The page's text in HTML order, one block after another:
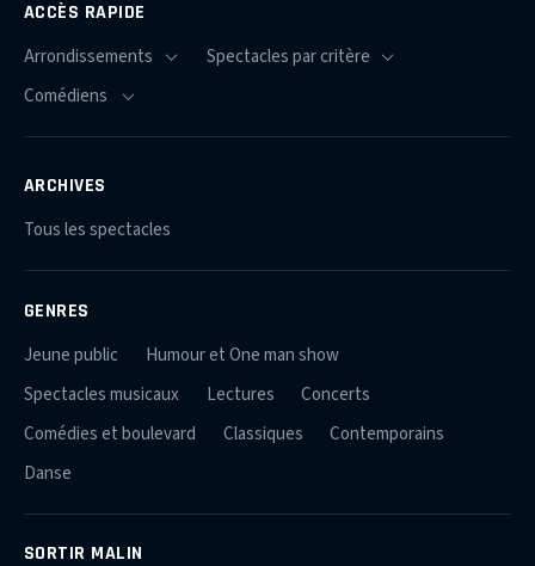
ACCÈS RAPIDE
ARCHIVES
Tous les spectacles
GENRES
Jeune public
Humour et One man show
Spectacles musicaux
Lectures
Concerts
Comédies et boulevard
Classiques
Contemporains
Danse
SORTIR MALIN